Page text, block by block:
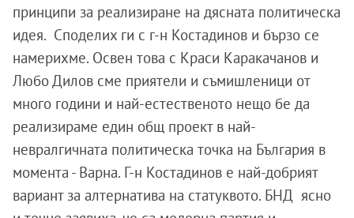
принципи за реализиране на дясната политическа
идея. Споделих ги с г-н Костадинов и бързо се
намерихме. Освен това с Краси Каракачанов и
Любо Дилов сме приятели и съмишленици от
много години и най-естественото нещо бе дa
реализираме един общ проект в най-
невралгичната политическа точка на България в
момента - Варна. Г-н Костадинов е най-добрият
вариант за алтернатива на статуквото. БНД ясно